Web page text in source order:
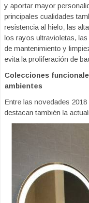
y aportar mayor
principales cualidades
resistencia al hielo, las
los rayos ultravioletas,
de mantenimiento y
evita la proliferación de
Colecciones
ambientes
Entre las novedades
destacan también la